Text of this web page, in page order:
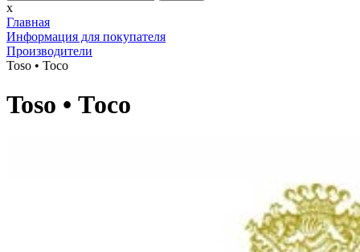
x
Главная
Информация для покупателя
Производители
Toso • Тосо
Toso • Тосо